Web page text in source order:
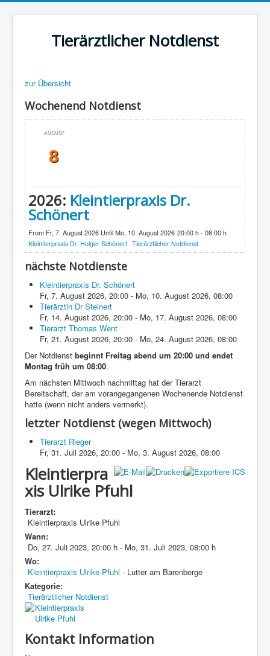
Tierärztlicher Notdienst
zur Übersicht
Wochenend Notdienst
AUGUST
8
2026: Kleintierpraxis Dr.
Schönert
From Fr, 7. August 2026 Until Mo, 10. August 2026 20:00 h - 08:00 h
Kleintierpraxis Dr. Holger Schönert Tierärztlicher Notdienst
nächste Notdienste
Kleintierpraxis Dr. Schönert
Fr, 7. August 2026, 20:00 - Mo, 10. August 2026, 08:00
Tierärztin Dr Steinert
Fr, 14. August 2026, 20:00 - Mo, 17. August 2026, 08:00
Tierarzt Thomas Went
Fr, 21. August 2026, 20:00 - Mo, 24. August 2026, 08:00
Der Notdienst beginnt Freitag abend um 20:00 und endet
Montag früh um 08:00.
Am nächsten Mittwoch nachmittag hat der Tierarzt
Bereitschaft, der am vorangegangenen Wochenende Notdienst
hatte (wenn nicht anders vermerkt).
letzter Notdienst (wegen Mittwoch)
Tierarzt Rieger
Fr, 31. Juli 2026, 20:00 - Mo, 3. August 2026, 08:00
Kleintierpra
xis Ulrike Pfuhl
Tierarzt:
Kleintierpraxis Ulrike Pfuhl
Wann:
Do, 27. Juli 2023, 20:00 h - Mo, 31. Juli 2023, 08:00 h
Wo:
Kleintierpraxis Ulrike Pfuhl - Lutter am Barenberge
Kategorie:
Tierärztlicher Notdienst
Kontakt Information